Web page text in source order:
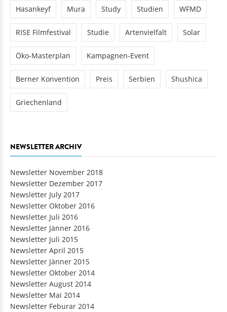
Hasankeyf Mura Study Studien WFMD
RISE Filmfestival Studie Artenvielfalt Solar
Öko-Masterplan Kampagnen-Event
Berner Konvention Preis Serbien Shushica
Griechenland
NEWSLETTER ARCHIV
Newsletter November 2018
Newsletter Dezember 2017
Newsletter July 2017
Newsletter Oktober 2016
Newsletter Juli 2016
Newsletter Jänner 2016
Newsletter Juli 2015
Newsletter April 2015
Newsletter Jänner 2015
Newsletter Oktober 2014
Newsletter August 2014
Newsletter Mai 2014
Newsletter Feburar 2014